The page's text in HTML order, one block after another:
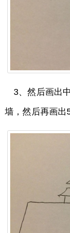
3、然后画出
墙，然后再画出